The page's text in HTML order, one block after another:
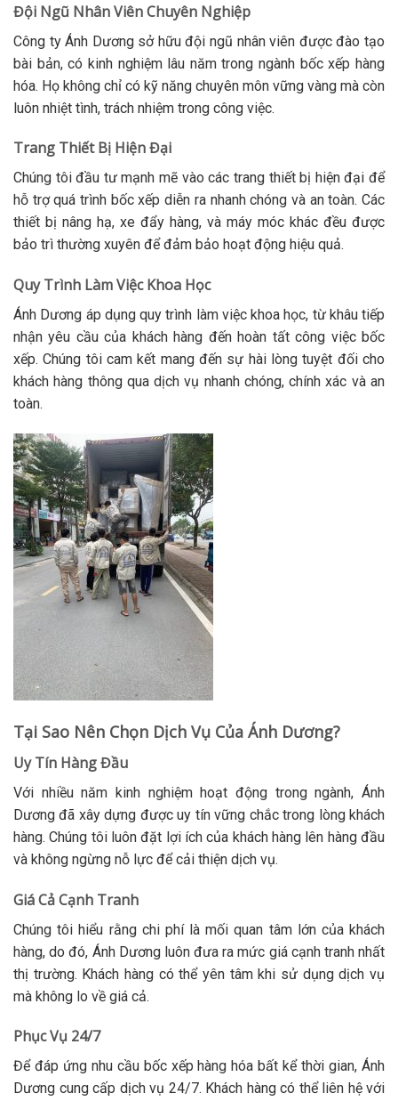
Đội Ngũ Nhân Viên Chuyên Nghiệp
Công ty Ánh Dương sở hữu đội ngũ nhân viên được đào tạo
bài bản, có kinh nghiệm lâu năm trong ngành bốc xếp hàng
hóa. Họ không chỉ có kỹ năng chuyên môn vững vàng mà còn
luôn nhiệt tình, trách nhiệm trong công việc.
Trang Thiết Bị Hiện Đại
Chúng tôi đầu tư mạnh mẽ vào các trang thiết bị hiện đại để
hỗ trợ quá trình bốc xếp diễn ra nhanh chóng và an toàn. Các
thiết bị nâng hạ, xe đẩy hàng, và máy móc khác đều được
bảo trì thường xuyên để đảm bảo hoạt động hiệu quả.
Quy Trình Làm Việc Khoa Học
Ánh Dương áp dụng quy trình làm việc khoa học, từ khâu tiếp
nhận yêu cầu của khách hàng đến hoàn tất công việc bốc
xếp. Chúng tôi cam kết mang đến sự hài lòng tuyệt đối cho
khách hàng thông qua dịch vụ nhanh chóng, chính xác và an
toàn.
Tại Sao Nên Chọn Dịch Vụ Của Ánh Dương?
Uy Tín Hàng Đầu
Với nhiều năm kinh nghiệm hoạt động trong ngành, Ánh
Dương đã xây dựng được uy tín vững chắc trong lòng khách
hàng. Chúng tôi luôn đặt lợi ích của khách hàng lên hàng đầu
và không ngừng nỗ lực để cải thiện dịch vụ.
Giá Cả Cạnh Tranh
Chúng tôi hiểu rằng chi phí là mối quan tâm lớn của khách
hàng, do đó, Ánh Dương luôn đưa ra mức giá cạnh tranh nhất
thị trường. Khách hàng có thể yên tâm khi sử dụng dịch vụ
mà không lo về giá cả.
Phục Vụ 24/7
Để đáp ứng nhu cầu bốc xếp hàng hóa bất kể thời gian, Ánh
Dương cung cấp dịch vụ 24/7. Khách hàng có thể liên hệ với